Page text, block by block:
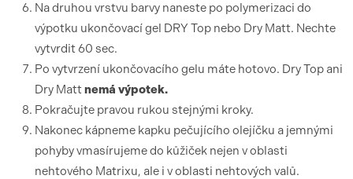
Na druhou vrstvu barvy naneste po polymerizaci do
výpotku ukončovací gel DRY Top nebo Dry Matt. Nechte
vytvrdit 60 sec.
Po vytvrzení ukončovacího gelu máte hotovo. Dry Top ani
Dry Mattnemá výpotek.
Pokračujte pravou rukou stejnými kroky.
Nakonec kápneme kapku pečujícího olejíčku a jemnými
pohyby vmasírujeme do kůžiček nejen v oblasti
nehtového Matrixu, ale i v oblasti nehtových valů.